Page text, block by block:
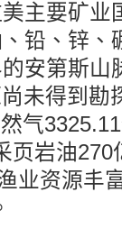
主要矿
铅、锌、
安第斯山
未得到勘
气
页岩油
业资源丰